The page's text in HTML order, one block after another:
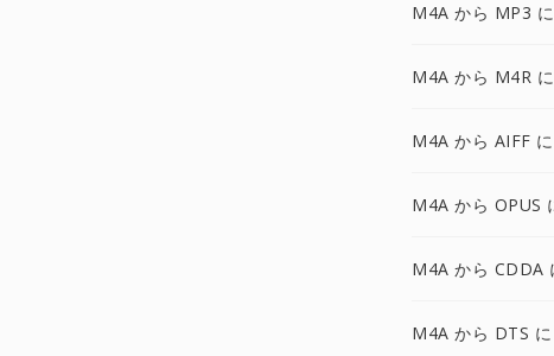
M4A から MP3 に
M4A から M4R に
M4A から AIFF に
M4A から OPUS
M4A から CDDA
M4A から DTS に